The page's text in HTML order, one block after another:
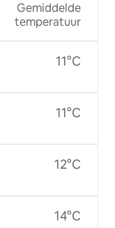
Gemiddelde
temperatuur
11°C
11°C
12°C
14°C